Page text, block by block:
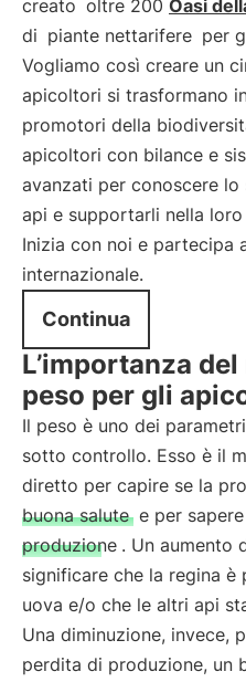
creato oltre 200 Oasi
di piante nettarifere per
Vogliamo così creare un
apicoltori si trasformano
promotori della
apicoltori con bilance e
avanzati per conoscere
api e supportarli nella
Inizia con noi e partecipa
internazionale.
Continua
L’importanza
peso per gli
Il peso è uno dei
sotto controllo. Esso è il
diretto per capire se la
buona salute e per
produzione . Un aumento
significare che la regina è
uova e/o che le altri api
Una diminuzione, invece,
perdita di produzione, un